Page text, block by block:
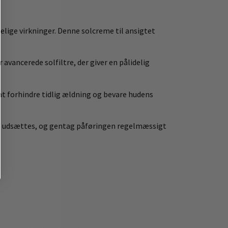
virkninger. Denne solcreme til ansigtet
solfiltre, der giver en pålidelig
forhindre tidlig ældning og bevare hudens
udsættes, og gentag påføringen regelmæssigt